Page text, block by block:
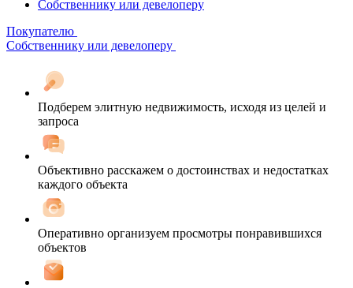
Собственнику или девелоперу
Покупателю
Собственнику или девелоперу
Подберем элитную недвижимость, исходя из целей и
запроса
Объективно расскажем о достоинствах и недостатках
каждого объекта
Оперативно организуем просмотры понравившихся
объектов